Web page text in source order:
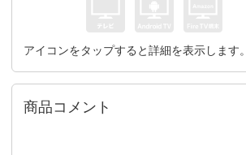
アイコンをタップすると詳細を表示します。
商品コメント